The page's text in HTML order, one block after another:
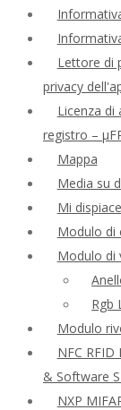
Lettore di
privacy
Licenza di
registro –
Mappa
Media su
Mi dispiace
Modulo di
Modulo di
Rgb
Modulo
NFC
& Software
NXP